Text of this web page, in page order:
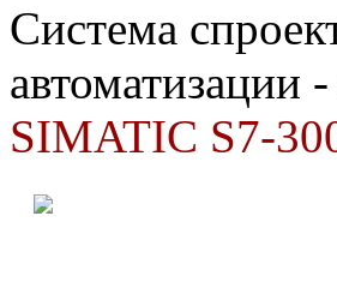
Система
автоматизации
SIMATIC S7-